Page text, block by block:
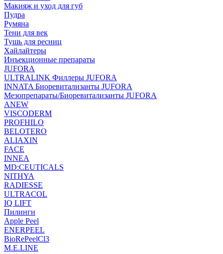
Макияж и уход для губ
Пудра
Румяна
Тени для век
Тушь для ресниц
Хайлайтеры
Инъекционные препараты
JUFORA
ULTRALINK Филлеры JUFORA
INNATA Биоревитализанты JUFORA
Мезопрепараты/Биоревитализанты JUFORA
ANEW
VISCODERM
PROFHILO
BELOTERO
ALIAXIN
FACE
INNEA
MD:CEUTICALS
NITHYA
RADIESSE
ULTRACOL
IQ LIFT
Пилинги
Apple Peel
ENERPEEL
BioRePeelCl3
M.E.LINE